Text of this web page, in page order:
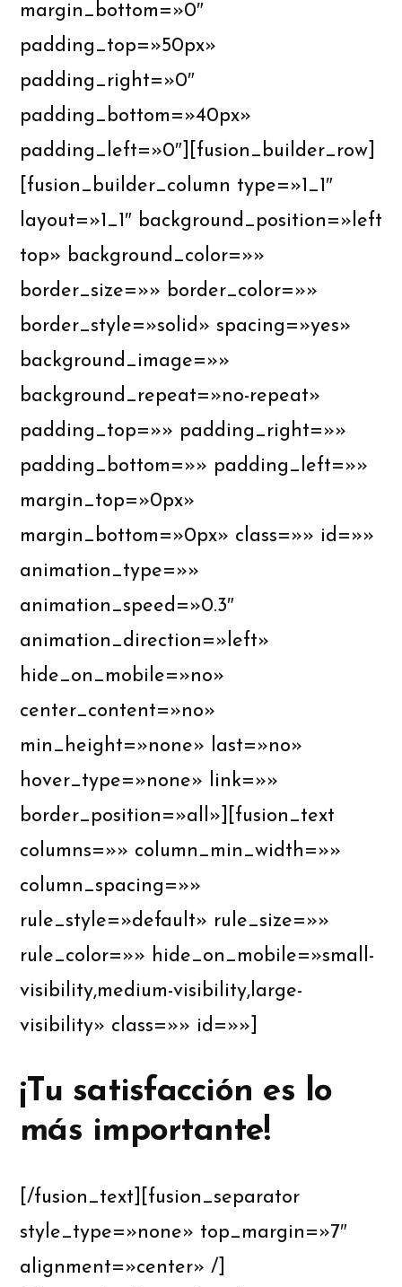
margin_bottom=»0″
padding_top=»50px»
padding_right=»0″
padding_bottom=»40px»
padding_left=»0″][fusion_builder_row]
[fusion_builder_column type=»1_1″
layout=»1_1″ background_position=»left
top» background_color=»»
border_size=»» border_color=»»
border_style=»solid» spacing=»yes»
background_image=»»
background_repeat=»no-repeat»
padding_top=»» padding_right=»»
padding_bottom=»» padding_left=»»
margin_top=»0px»
margin_bottom=»0px» class=»» id=»»
animation_type=»»
animation_speed=»0.3″
animation_direction=»left»
hide_on_mobile=»no»
center_content=»no»
min_height=»none» last=»no»
hover_type=»none» link=»»
border_position=»all»][fusion_text
columns=»» column_min_width=»»
column_spacing=»»
rule_style=»default» rule_size=»»
rule_color=»» hide_on_mobile=»small-
visibility,medium-visibility,large-
visibility» class=»» id=»»]
¡Tu satisfacción es lo
más importante!
[/fusion_text][fusion_separator
style_type=»none» top_margin=»7″
alignment=»center» /]